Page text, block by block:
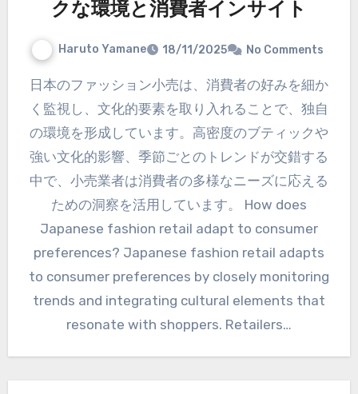
クな環境と消費者インサイト
Haruto Yamane 18/11/2025 No Comments
日本のファッション小売は、消費者の好みを細か
く監視し、文化的要素を取り入れることで、独自
の環境を形成しています。高密度のブティックや
強い文化的影響、季節ごとのトレンドが交錯する
中で、小売業者は消費者の多様なニーズに応える
ための洞察を活用しています。 How does
Japanese fashion retail adapt to consumer
preferences? Japanese fashion retail adapts
to consumer preferences by closely monitoring
trends and integrating cultural elements that
resonate with shoppers. Retailers…